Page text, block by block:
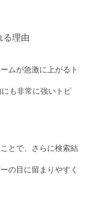
る理由
ムが急激に上がるト
も非常に強いトピ
とで、さらに検索結
の目に留まりやすく